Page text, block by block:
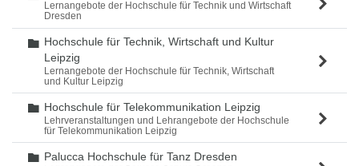
Lernangebote der Hochschule für Technik und Wirtschaft
Dresden
Ordner
Hochschule für Technik, Wirtschaft und Kultur
Leipzig
Lernangebote der Hochschule für Technik, Wirtschaft
und Kultur Leipzig
Ordner
Hochschule für Telekommunikation Leipzig
Lehrveranstaltungen und Lehrangebote der Hochschule
für Telekommunikation Leipzig
Ordner
Palucca Hochschule für Tanz Dresden